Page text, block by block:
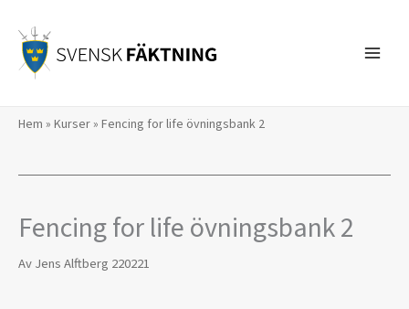
innehåll
Hem » Kurser» Fencing for life övningsbank 2
Fencing for life övningsbank 2
AvJens Alftberg 220221